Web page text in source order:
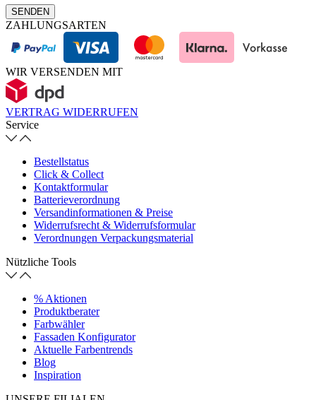
SENDEN
ZAHLUNGSARTEN
WIR VERSENDEN MIT
VERTRAG WIDERRUFEN
Service
Bestellstatus
Click & Collect
Kontaktformular
Batterieverordnung
Versandinformationen & Preise
Widerrufsrecht & Widerrufsformular
Verordnungen Verpackungsmaterial
Nützliche Tools
% Aktionen
Produktberater
Farbwähler
Fassaden Konfigurator
Aktuelle Farbentrends
Blog
Inspiration